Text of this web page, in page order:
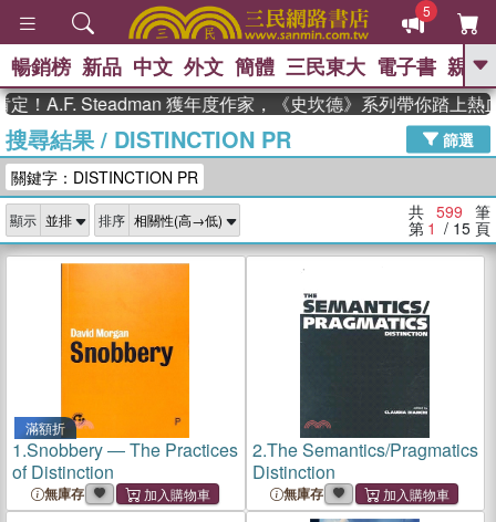
5
GO
熱搜： 東野圭吾 The Odyssey 、
父親節 、 如果歷史是一群喵 、 暑期
念華 、 台灣的李登輝時代 、 數學女
孩：黎曼猜想
偉大的迷走神經
暢銷榜 新品 中文 外文 簡體 三民東大 電子書 親子
Steadman 獲年度作家，《史坎德》系列帶你踏上熱血奇幻
搜尋結果/ DISTINCTION PR
篩選
關鍵字：DISTINCTION PR
顯示 排序 共 599 筆
第 1 / 15 頁
滿額折
1.Snobbery ― The Practices
of Distinction
無庫存
2.The Semantics/Pragmatics
Distinction
無庫存